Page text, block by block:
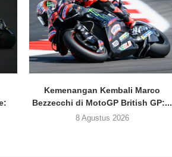
Kemenangan Kembali Marco
Bezzecchi di MotoGP British GP:...
8 Agustus 2026